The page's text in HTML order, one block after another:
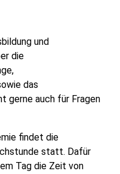
und
die
das
gerne auch für Fragen
findet die
statt. Dafür
Tag die Zeit von